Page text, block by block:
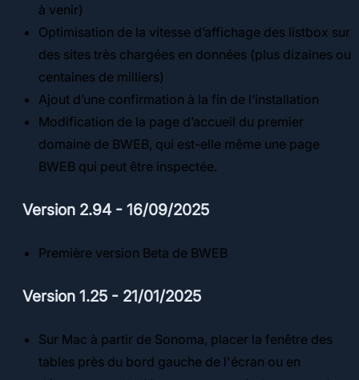
à venir)
Optimisation de la vitesse d’affichage des listbox sur
des sites très chargées en données (plus dizaines ou
centaines de milliers)
Ajout d’une confirmation à la fin de l’installation
Modification de la page d’accueil du premier
domaine de BWEB, qui est-elle même une page
BWEB qui peut être inspectée.
Version 2.94 - 16/09/2025
Première version Beta de BWEB
Version 1.25 - 21/01/2025
Sur Mac à partir de Sonoma, placer la fenêtre des
tables près du bord gauche de l'écran ou en